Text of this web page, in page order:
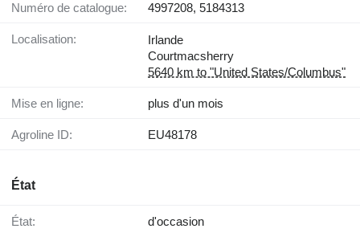
Numéro de catalogue: 4997208, 5184313
Localisation:
Irlande
Courtmacsherry
5640 km to "United States/Columbus"
Mise en ligne: plus d'un mois
Agroline ID: EU48178
État
État: d'occasion